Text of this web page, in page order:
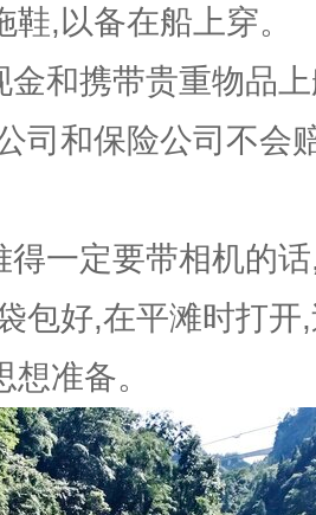
,以备在船上穿。
金和携带贵重物品
司和保险公司不会
得一定要带相机的
包好,在平滩时打
准备。